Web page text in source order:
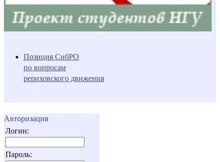
Позиция СибРО
по вопросам
рериховского движения
Авторизация
Логин:
Пароль: